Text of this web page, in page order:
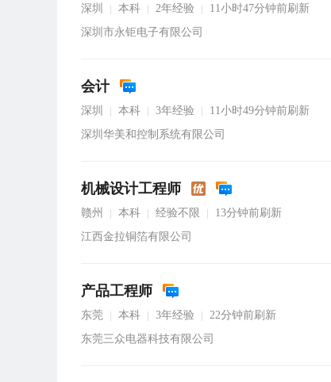
深圳 本科 2年经验
11小时47分钟前刷新
深圳市永钜电子有限公司
会计
深圳 本科 3年经验
11小时49分钟前刷新
深圳华美和控制系统有限公司
机械设计工程师
赣州 本科 经验不限
13分钟前刷新
江西金拉铜箔有限公司
产品工程师
东莞 本科 3年经验
22分钟前刷新
东莞三众电器科技有限公司